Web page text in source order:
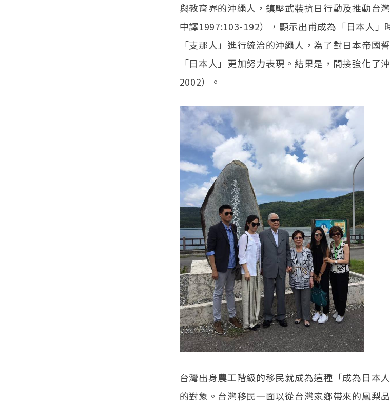
與教育界的沖繩人，鎮壓武裝抗日行動及推動台
中譯1997:103-192），顯示出甫成為「日本人」
「支那人」進行統治的沖繩人，為了對日本帝國
「日本人」更加努力表現。結果是，間接強化了
2002）。
台灣出身農工階級的移民就成為這種「成為日本
的對象。台灣移民一面以從台灣家鄉帶來的鳳梨